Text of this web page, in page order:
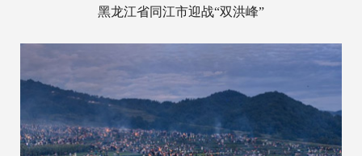
黑龙江省同江市迎战“双洪峰”